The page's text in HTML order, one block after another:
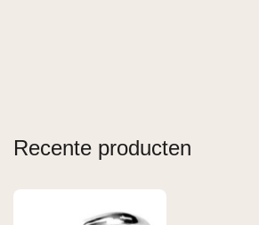
Recente producten